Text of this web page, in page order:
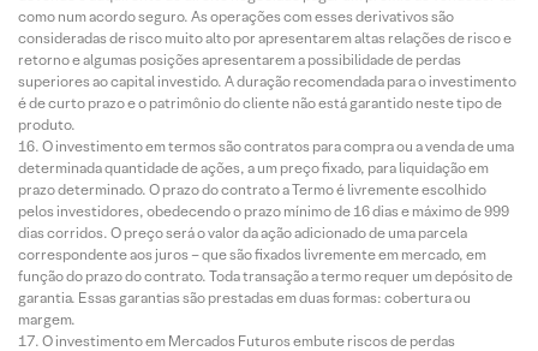
como num acordo seguro. As operações com esses derivativos são
consideradas de risco muito alto por apresentarem altas relações de risco e
retorno e algumas posições apresentarem a possibilidade de perdas
superiores ao capital investido. A duração recomendada para o investimento
é de curto prazo e o patrimônio do cliente não está garantido neste tipo de
produto.
O investimento em termos são contratos para compra ou a venda de uma
determinada quantidade de ações, a um preço fixado, para liquidação em
prazo determinado. O prazo do contrato a Termo é livremente escolhido
pelos investidores, obedecendo o prazo mínimo de 16 dias e máximo de 999
dias corridos. O preço será o valor da ação adicionado de uma parcela
correspondente aos juros – que são fixados livremente em mercado, em
função do prazo do contrato. Toda transação a termo requer um depósito de
garantia. Essas garantias são prestadas em duas formas: cobertura ou
margem.
O investimento em Mercados Futuros embute riscos de perdas